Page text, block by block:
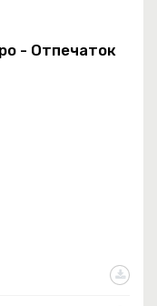
- Отпечаток